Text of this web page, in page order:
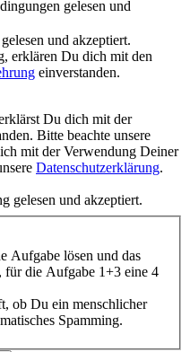
gelesen und
und akzeptiert.
erklären Du dich mit den
einverstanden.
Du dich mit der
Bitte beachte unsere
mit der Verwendung Deiner
Datenschutzerklärung.
gelesen und akzeptiert.
Aufgabe lösen und das
für die Aufgabe 1+3 eine 4
ob Du ein menschlicher
Spamming.